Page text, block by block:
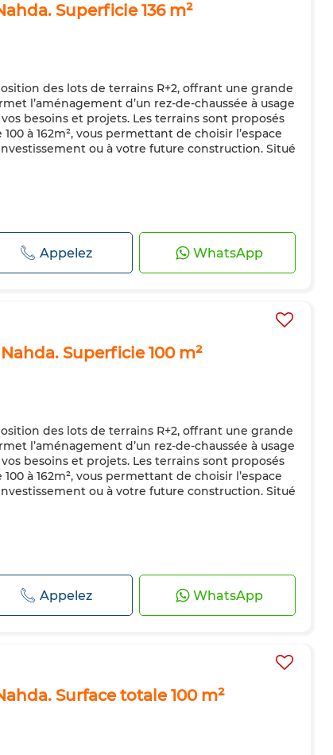
Superficie 136 m²
des lots de terrains R+2, offrant une grande
l’aménagement d’un rez-de-chaussée à usage
besoins et projets. Les terrains sont proposés
à 162m², vous permettant de choisir l’espace
ou à votre future construction. Situé
Appelez WhatsApp
Superficie 100 m²
des lots de terrains R+2, offrant une grande
l’aménagement d’un rez-de-chaussée à usage
besoins et projets. Les terrains sont proposés
à 162m², vous permettant de choisir l’espace
ou à votre future construction. Situé
Appelez WhatsApp
Surface totale 100 m²